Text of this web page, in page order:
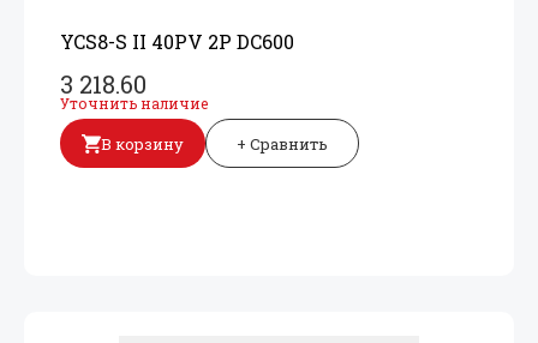
YCS8-S II 40PV 2P DC600
3 218.60
Уточнить наличие
В корзину + Сравнить